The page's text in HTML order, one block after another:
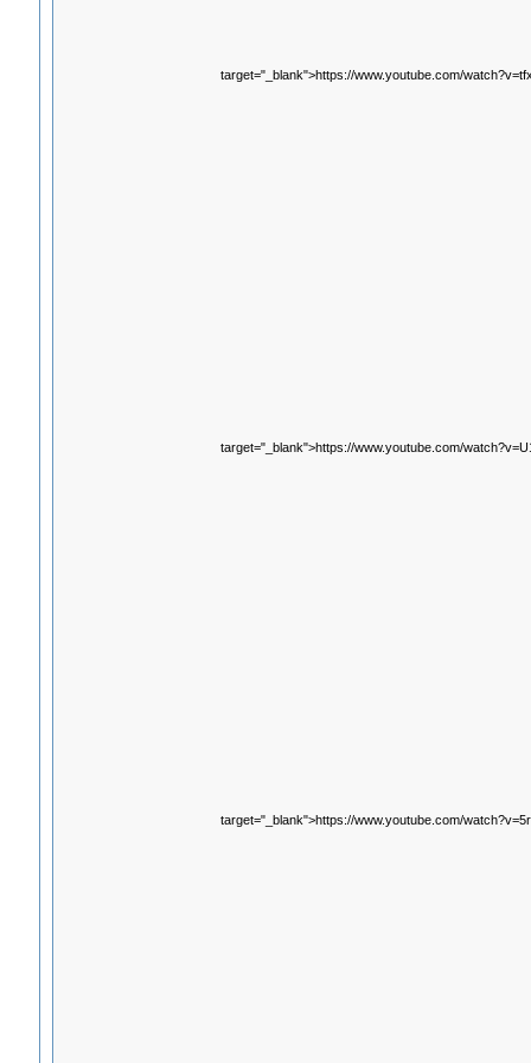
target="_blank">https://www.youtube.com/
target="_blank">https://www.youtube.com/
target="_blank">https://www.youtube.com/